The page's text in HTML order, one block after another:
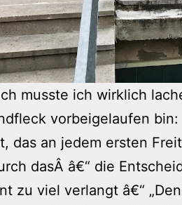
musste ich wirklich
vorbeigelaufen
das an jedem ersten
dasÂ â€“ die
zu viel verlangt â€“